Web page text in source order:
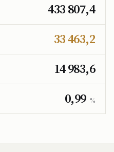
433 807,4
33 463,2
14 983,6
0,99 %